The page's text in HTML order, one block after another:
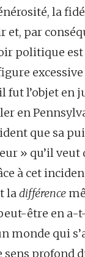
la
et, par
politique
fut l’objet
en
que sa
» qu’il
à cet
ladifférence
être en
monde qui
sens profond